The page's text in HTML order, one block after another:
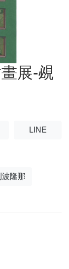
展-覕
視窗)
噗浪(另開新視窗)
LINE(另開
隆那